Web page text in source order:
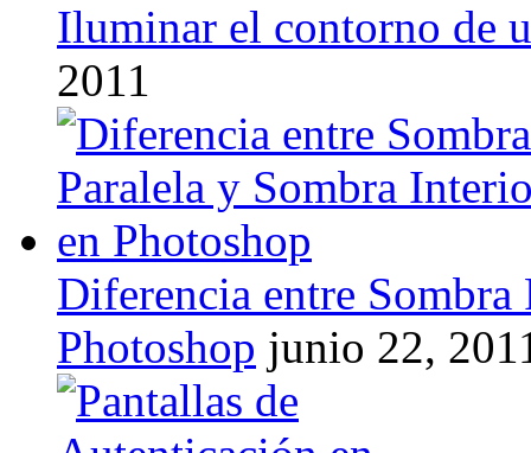
Iluminar el contorno de
2011
Diferencia entre
Photoshop junio 22,